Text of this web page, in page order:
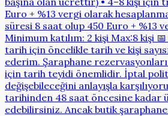
Euro + %13 vergi olarak
süresi 8 saat olup 450 Euro + %13
Minimum katılım: 2 kişi Max:8 kişi
tarih için öncelikle tarih ve kişi
ederim. Şaraphane
için tarih teyidi önemlidir. İptal
değişebileceğini anlayışla
tarihinden 48 saat öncesine kadar
edebilirsiniz. Ancak butik